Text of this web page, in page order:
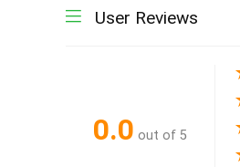
User Reviews
0.0 out of 5